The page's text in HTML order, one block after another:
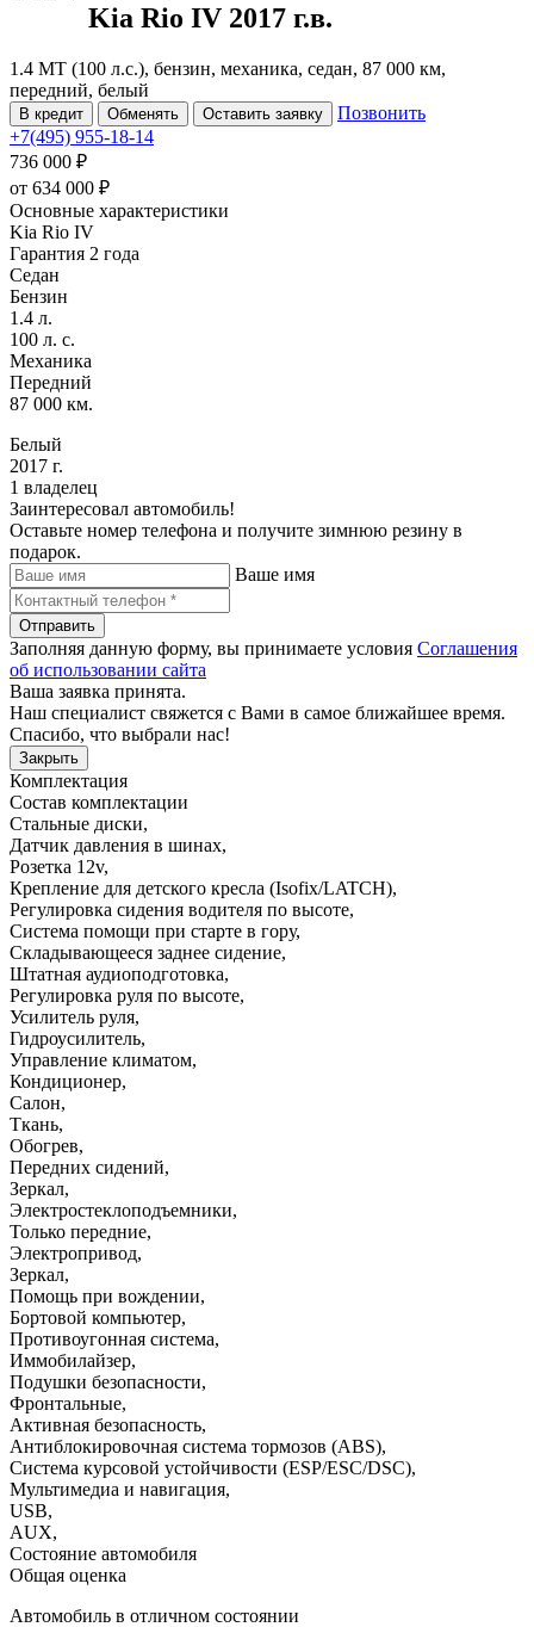
Kia Rio IV 2017 г.в.
1.4 MT (100 л.с.), бензин, механика, седан, 87 000 км,
передний, белый
В кредит Обменять Оставить заявку
Позвонить
+7(495) 955-18-14
736 000 ₽
от 634 000 ₽
Основные характеристики
Kia Rio IV
Гарантия 2 года
Седан
Бензин
1.4 л.
100 л. с.
Механика
Передний
87 000 км.
Белый
2017 г.
1 владелец
Заинтересовал автомобиль!
Оставьте номер телефона и получите зимнюю резину в
подарок.
Ваше имя
Отправить
Заполняя данную форму, вы принимаете условия Соглашения
об использовании сайта
Ваша заявка принята.
Наш специалист свяжется с Вами в самое ближайшее время.
Спасибо, что выбрали нас!
Закрыть
Комплектация
Состав комплектации
Стальные диски,
Датчик давления в шинах,
Розетка 12v,
Крепление для детского кресла (Isofix/LATCH),
Регулировка сидения водителя по высоте,
Система помощи при старте в гору,
Складывающееся заднее сидение,
Штатная аудиоподготовка,
Регулировка руля по высоте,
Усилитель руля,
Гидроусилитель,
Управление климатом,
Кондиционер,
Салон,
Ткань,
Обогрев,
Передних сидений,
Зеркал,
Электростеклоподъемники,
Только передние,
Электропривод,
Зеркал,
Помощь при вождении,
Бортовой компьютер,
Противоугонная система,
Иммобилайзер,
Подушки безопасности,
Фронтальные,
Активная безопасность,
Антиблокировочная система тормозов (ABS),
Система курсовой устойчивости (ESP/ESC/DSC),
Мультимедиа и навигация,
USB,
AUX,
Состояние автомобиля
Общая оценка
Автомобиль в отличном состоянии